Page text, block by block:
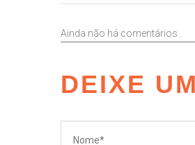
Ainda não há comentários .
DEIXE